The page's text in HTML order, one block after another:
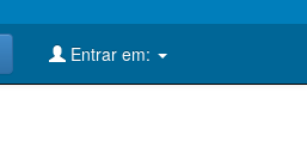
Entrar em: